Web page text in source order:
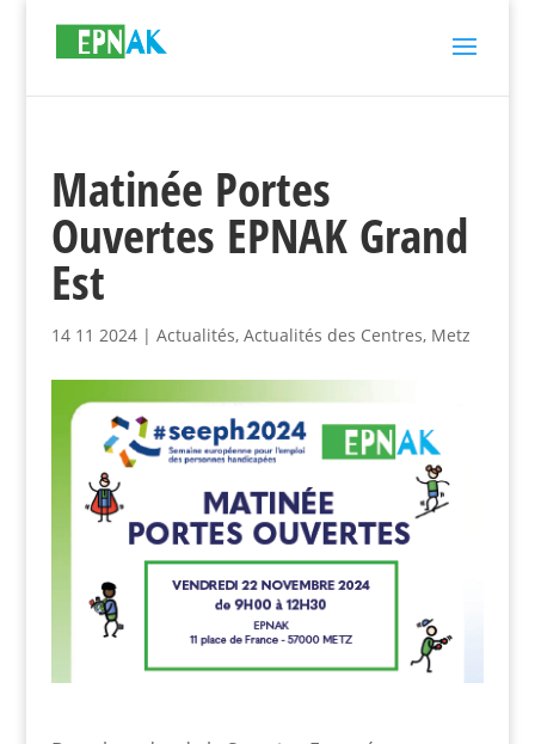
Matinée Portes
Ouvertes EPNAK Grand
Est
14 11 2024| Actualités, Actualités des Centres, Metz